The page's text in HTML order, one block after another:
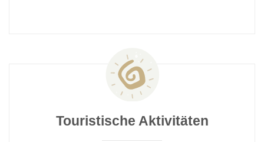
Touristische Aktivitäten